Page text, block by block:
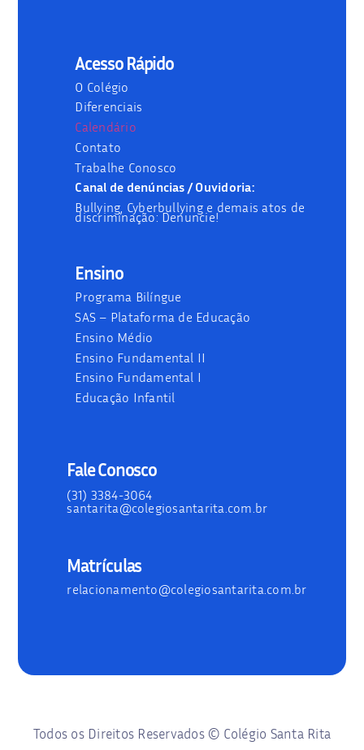
Acesso Rápido
O Colégio
Diferenciais
Calendário
Contato
Trabalhe Conosco
Canal de denúncias / Ouvidoria:
Bullying, Cyberbullying e demais atos de
discriminação: Denuncie!
Ensino
Programa Bilíngue
SAS – Plataforma de Educação
Ensino Médio
Ensino Fundamental II
Ensino Fundamental I
Educação Infantil
Fale Conosco
(31) 3384-3064
santarita@colegiosantarita.com.br
Matrículas
relacionamento@colegiosantarita.com.br
Todos os Direitos Reservados © Colégio Santa Rita